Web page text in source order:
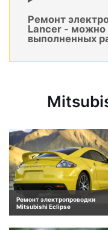
Ремонт
Lancer - можно
выполненных
Ремонт электропроводки
Mitsubishi Eclipse